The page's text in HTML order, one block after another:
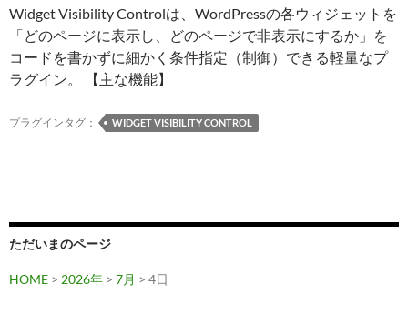
ス
を
ク
ン
る
Widget Visibility Controlは、WordPressの各ウィジェットを
「どのページに表示し、どのページで非表示にするか」を
コードを書かずに細かく条件指定（制御）できる軽量なプ
ラグイン。 【主な機能】
プラグインタグ： WIDGET VISIBILITY CONTROL
ただいまのページ
HOME > 2026年 > 7月 > 4日